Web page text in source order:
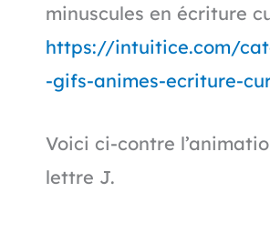
minuscules en écriture
https://intuitice.com/
-gifs-animes-ecriture-
Voici ci-contre
lettre J.